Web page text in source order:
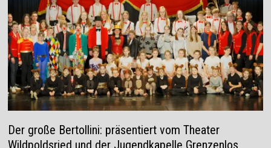
Der große Bertollini: präsentiert vom Theater
Wildpoldsried und der Jugendkapelle Grenzenlos